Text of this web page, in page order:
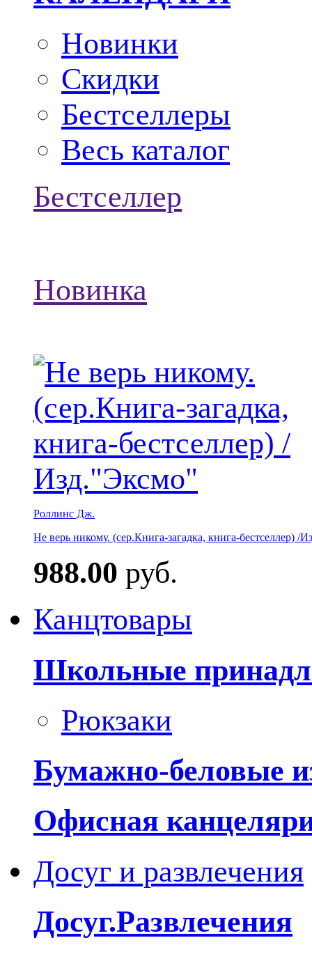
Новинки
Скидки
Бестселлеры
Весь каталог
Бестселлер
Новинка
Роллинс Дж.
Не верь никому. (сер.Книга-загадка, книга-бестселлер) /
988.00 руб.
Канцтовары
Школьные
Рюкзаки
Бумажно-беловые
Офисная
Досуг и развлечения
Досуг.Развлечения